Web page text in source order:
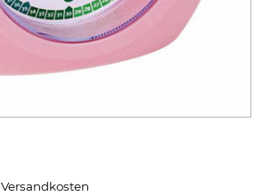
Versandkosten